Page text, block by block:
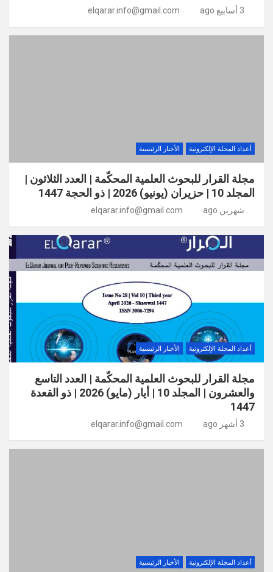
3 أسابيع ago elqarar.info@gmail.com
أعداد المجلة الإلكترونية الأخبار الرئيسية
مجلة القرار للبحوث العلمية المحكّمة | العدد الثلاثون |
المجلد 10 | حزيران (يونيو) 2026 | ذو الحجة 1447
شهرين ago elqarar.info@gmail.com
أعداد المجلة الإلكترونية الأخبار الرئيسية
مجلة القرار للبحوث العلمية المحكّمة | العدد التاسع
والعشرون | المجلد 10 | أيار (مايو) 2026 | ذو القعدة
1447
3 أشهر ago elqarar.info@gmail.com
أعداد المجلة الإلكترونية الأخبار الرئيسية